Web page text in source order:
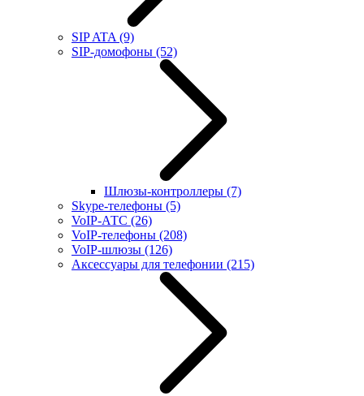
SIP ATA (9)
SIP-домофоны (52)
Шлюзы-контроллеры (7)
Skype-телефоны (5)
VoIP-АТС (26)
VoIP-телефоны (208)
VoIP-шлюзы (126)
Аксессуары для телефонии (215)